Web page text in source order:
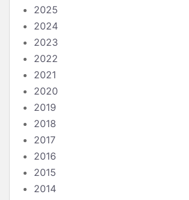
2025
2024
2023
2022
2021
2020
2019
2018
2017
2016
2015
2014